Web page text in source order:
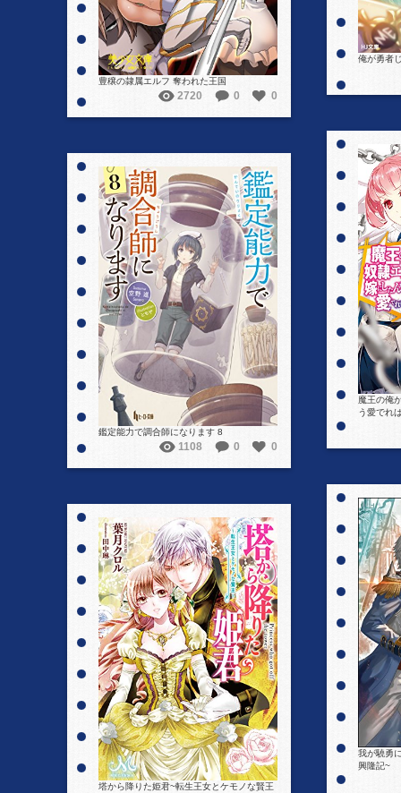
俺が勇者
豊穣の隷属エルフ 奪われた王国
2720 0 0
魔王の俺
う愛でれ
詳細を見る
鑑定能力で調合師になります 8
1108 0 0
我が驍勇
興隆記~
詳細を見る
塔から降りた姫君~転生王女とケモノな賢王